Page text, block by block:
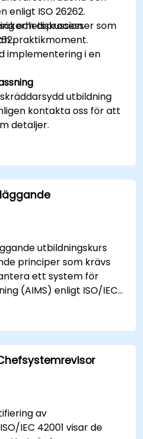
enligt ISO 26262.
som
och diskussion.
praktikmoment.
implementering i en
utbildning
kontakta oss för att
detaljer.
utbildningskurs
principer som krävs
ett system för
(AIMS) enligt ISO/IEC
skapar en solid
inom AIMS.
Chefsystemrevisor
av
IEC 42001 visar de